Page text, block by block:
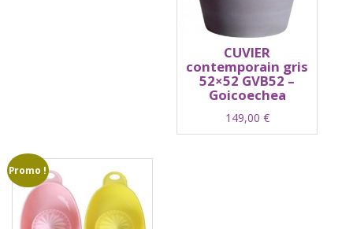
CUVIER
contemporain gris
52×52 GVB52 –
Goicoechea
149,00 €
Promo !